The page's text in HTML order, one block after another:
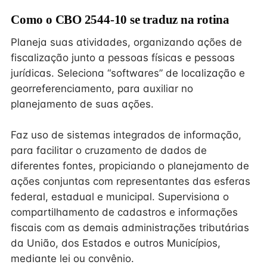
Como o CBO 2544-10 se traduz na rotina
Planeja suas atividades, organizando ações de
fiscalização junto a pessoas físicas e pessoas
jurídicas. Seleciona “softwares” de localização e
georreferenciamento, para auxiliar no
planejamento de suas ações.
Faz uso de sistemas integrados de informação,
para facilitar o cruzamento de dados de
diferentes fontes, propiciando o planejamento de
ações conjuntas com representantes das esferas
federal, estadual e municipal. Supervisiona o
compartilhamento de cadastros e informações
fiscais com as demais administrações tributárias
da União, dos Estados e outros Municípios,
mediante lei ou convênio.